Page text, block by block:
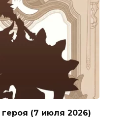
героя (7 июля 2026)